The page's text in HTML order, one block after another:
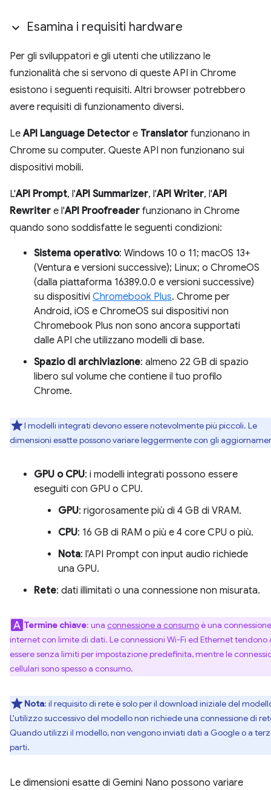
Esamina i requisiti hardware
Per gli sviluppatori e gli utenti che utilizzano le
funzionalità che si servono di queste API in Chrome
esistono i seguenti requisiti. Altri browser potrebbero
avere requisiti di funzionamento diversi.
LeAPI Language Detector e Translator funzionano in
Chrome su computer. Queste API non funzionano sui
dispositivi mobili.
L'API Prompt, l'API Summarizer, l'API Writer, l'API
Rewriter e l'API Proofreader funzionano in Chrome
quando sono soddisfatte le seguenti condizioni:
Sistema operativo: Windows 10 o 11; macOS 13+
(Ventura e versioni successive); Linux; o ChromeOS
(dalla piattaforma 16389.0.0 e versioni successive)
su dispositivi Chromebook Plus. Chrome per
Android, iOS e ChromeOS sui dispositivi non
Chromebook Plus non sono ancora supportati
dalle API che utilizzano modelli di base.
Spazio di archiviazione: almeno 22 GB di spazio
libero sul volume che contiene il tuo profilo
Chrome.
I modelli integrati devono essere notevolmente più piccoli. Le
dimensioni esatte possono variare leggermente con gli
GPU o CPU: i modelli integrati possono essere
eseguiti con GPU o CPU.
GPU: rigorosamente più di 4 GB di VRAM.
CPU: 16 GB di RAM o più e 4 core CPU o più.
Nota: l'API Prompt con input audio richiede
una GPU.
Rete: dati illimitati o una connessione non misurata.
Termine chiave: una connessione a consumoè una
internet con limite di dati. Le connessioni Wi-Fi ed Ethernet tendono
essere senza limiti per impostazione predefinita, mentre le
cellulari sono spesso a consumo.
Nota: il requisito di rete è solo per il download iniziale del
L'utilizzo successivo del modello non richiede una connessione di
Quando utilizzi il modello, non vengono inviati dati a Google o a
parti.
Le dimensioni esatte di Gemini Nano possono variare